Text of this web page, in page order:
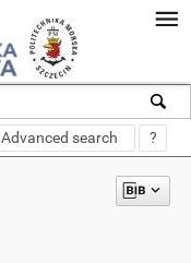
Advanced search ?